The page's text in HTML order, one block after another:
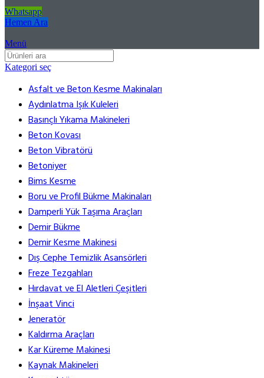
Whatsapp
Hemen Ara
Menü
Kategori seç
Asfalt ve Beton Kesme Makinaları
Aydınlatma Işık Kuleleri
Basınçlı Yıkama Makineleri
Beton Kovası
Beton Vibratörü
Betoniyer
Bims Kesme
Boru ve Profil Bükme Makinaları
Damperli Yük Taşıma Araçları
Demir Bükme
Demir Kesme Makinesi
Dış Cephe Temizlik Asansörleri
Freze Tezgahları
Hırdavat ve El Aletleri Çeşitleri
İnşaat Vinci
Jeneratör
Kaldırma Araçları
Kar Küreme Makinesi
Kaynak Makineleri